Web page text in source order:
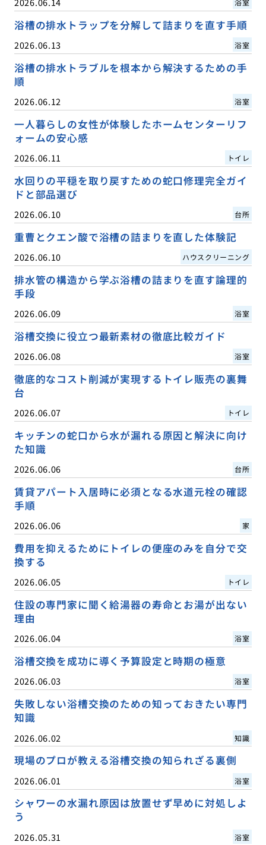
浴槽の排水トラップを分解して詰まりを直す手順
2026.06.13 浴室
浴槽の排水トラブルを根本から解決するための手
順
2026.06.12 浴室
一人暮らしの女性が体験したホームセンターリフ
ォームの安心感
2026.06.11 トイレ
水回りの平穏を取り戻すための蛇口修理完全ガイ
ドと部品選び
2026.06.10 台所
重曹とクエン酸で浴槽の詰まりを直した体験記
2026.06.10 ハウスクリーニング
排水管の構造から学ぶ浴槽の詰まりを直す論理的
手段
2026.06.09 浴室
浴槽交換に役立つ最新素材の徹底比較ガイド
2026.06.08 浴室
徹底的なコスト削減が実現するトイレ販売の裏舞
台
2026.06.07 トイレ
キッチンの蛇口から水が漏れる原因と解決に向け
た知識
2026.06.06 台所
賃貸アパート入居時に必須となる水道元栓の確認
手順
2026.06.06 家
費用を抑えるためにトイレの便座のみを自分で交
換する
2026.06.05 トイレ
住設の専門家に聞く給湯器の寿命とお湯が出ない
理由
2026.06.04 浴室
浴槽交換を成功に導く予算設定と時期の極意
2026.06.03 浴室
失敗しない浴槽交換のための知っておきたい専門
知識
2026.06.02 知識
現場のプロが教える浴槽交換の知られざる裏側
2026.06.01 浴室
シャワーの水漏れ原因は放置せず早めに対処しよ
う
2026.05.31 浴室